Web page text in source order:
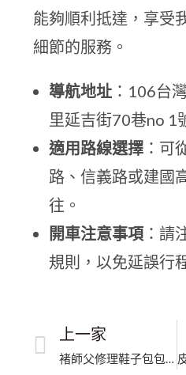
能夠順利抵達，享受
細節的服務。
導航地址 ：106台
里延吉街70巷no 1
適用路線選擇 ：可
路、信義路或建國
往。
開車注意事項 ：請
規則，以免延誤行
上一家
褚師父修理鞋子包包小店｜新北市專業修包｜匠心工藝煥新如初